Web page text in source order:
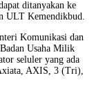
ditanyakan ke
ULT Kemendikbud.
Komunikasi dan
Usaha Milik
seluler yang ada
AXIS, 3 (Tri),